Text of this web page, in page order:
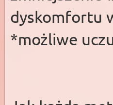
dyskomfortu
*możliwe